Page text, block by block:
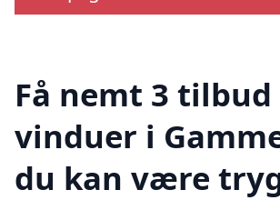
Få nemt 3 tilbud
vinduer i
du kan være